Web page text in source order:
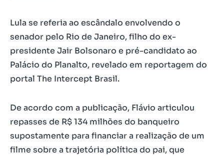
Lula se referia ao escândalo envolvendo o
senador pelo Rio de Janeiro, filho do ex-
presidente Jair Bolsonaro e pré-candidato ao
Palácio do Planalto, revelado em reportagem do
portal The Intercept Brasil.
De acordo com a publicação, Flávio articulou
repasses de R$ 134 milhões do banqueiro
supostamente para financiar a realização de um
filme sobre a trajetória política do pai, que